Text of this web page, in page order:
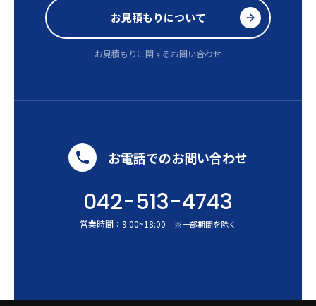
お見積もりについて
お見積もりに関するお問い合わせ
お電話でのお問い合わせ
042-513-4743
営業時間： 9:00~18:00 ※一部期間を除く